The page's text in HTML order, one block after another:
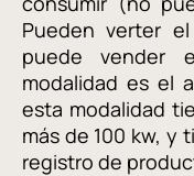
Pueden verter
puede vender
modalidad es el
esta modalidad
más de 100 kw, y
registro de